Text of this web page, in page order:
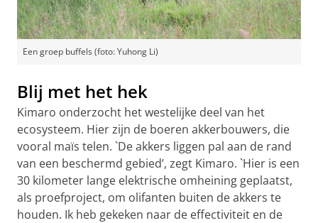
Een groep buffels (foto: Yuhong Li)
Blij met het hek
Kimaro onderzocht het westelijke deel van het
ecosysteem. Hier zijn de boeren akkerbouwers, die
vooral maïs telen. `De akkers liggen pal aan de rand
van een beschermd gebied’, zegt Kimaro. `Hier is een
30 kilometer lange elektrische omheining geplaatst,
als proefproject, om olifanten buiten de akkers te
houden. Ik heb gekeken naar de effectiviteit en de